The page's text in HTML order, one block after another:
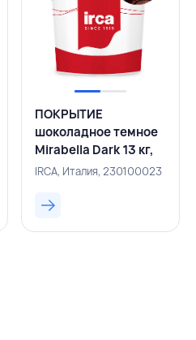
ПОКРЫТИЕ
шоколадное темное
Mirabella Dark 13 кг,
IRCA, ИТАЛИЯ
IRCA, Италия, 230100023